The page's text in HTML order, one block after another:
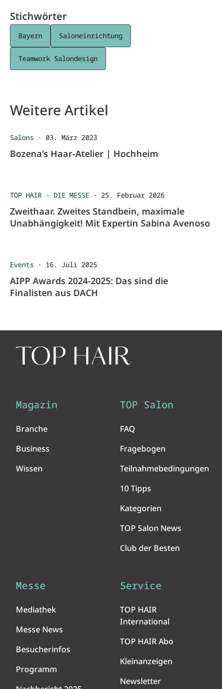
Stichwörter
Bayern Saloneinrichtung
Teamwork Salondesign
Weitere Artikel
Salons · 03. März 2023
Bozena’s Haar-Atelier | Hochheim
TOP HAIR - DIE MESSE · 25. Februar 2026
Zweithaar. Zweites Standbein, maximale
Unabhängigkeit! Mit Expertin Sabina Avenoso
Events · 16. Juli 2025
AIPP Awards 2024-2025: Das sind die
Finalisten aus DACH
Magazin
Branche
Business
Wissen
TOP Salon
FAQ
Fragebogen
Teilnahmebedingungen
10 Tipps
Kategorien
TOP Salon News
Club der Besten
Messe
Mediathek
Messe News
Besucherinfos
Programm
Service
TOP HAIR
International
TOP HAIR Abo
Kleinanzeigen
Newsletter